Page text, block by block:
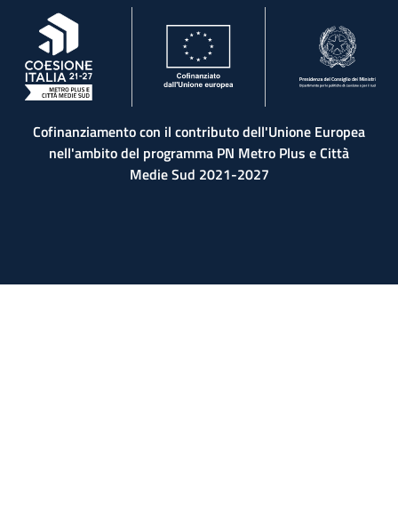
, apre in una nuova scheda
Cofinanziamento con il contributo dell'Unione Europea
nell'ambito del programma PN Metro Plus e Città
Medie Sud 2021-2027